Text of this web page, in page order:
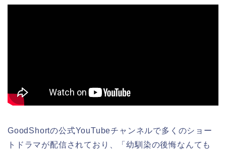
GoodShortの公式YouTubeチャンネルで多くのショー
トドラマが配信されており、「幼馴染の後悔なんても